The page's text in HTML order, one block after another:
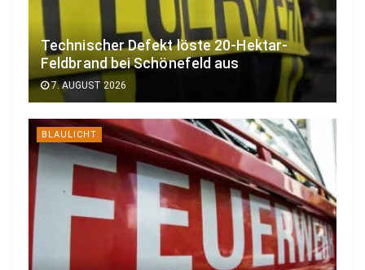
Technischer Defekt löste 20-Hektar-
Feldbrand bei Schönefeld aus
7. AUGUST 2026
BLAULICHT